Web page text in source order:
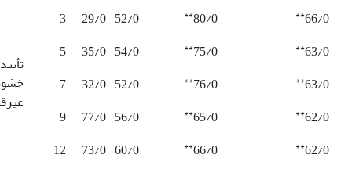
66/0
**
80/0
**
52/0
29/0
3
63/0
**
75/0
**
54/0
35/0
5
63/0
**
76/0
**
52/0
32/0
7
62/0
**
65/0
**
56/0
77/0
9
62/0
**
66/0
**
60/0
73/0
12